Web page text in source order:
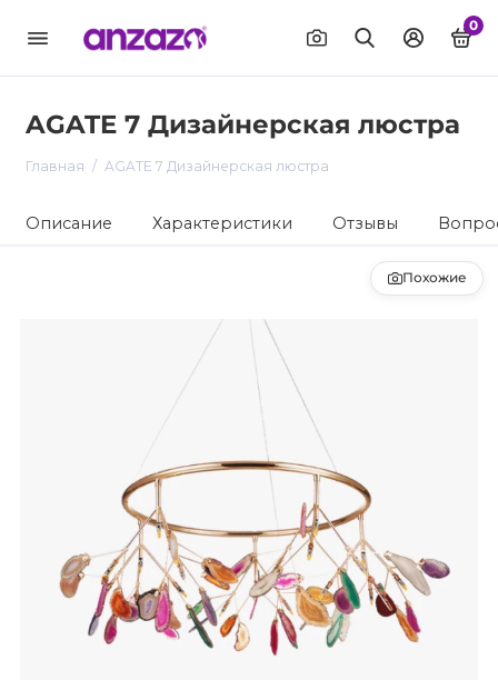
0
AGATE 7 Дизайнерская люстра
Главная AGATE 7 Дизайнерская люстра
Описание Характеристики Отзывы
Похожие